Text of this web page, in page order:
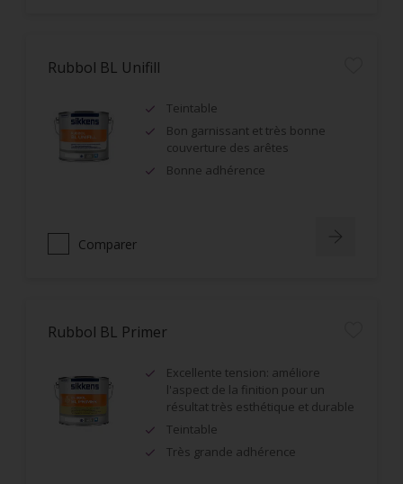
Rubbol BL Unifill
Teintable
Bon garnissant et très bonne
couverture des arêtes
Bonne adhérence
Comparer
Rubbol BL Primer
Excellente tension: améliore
l'aspect de la finition pour un
résultat très esthétique et durable
Teintable
Très grande adhérence